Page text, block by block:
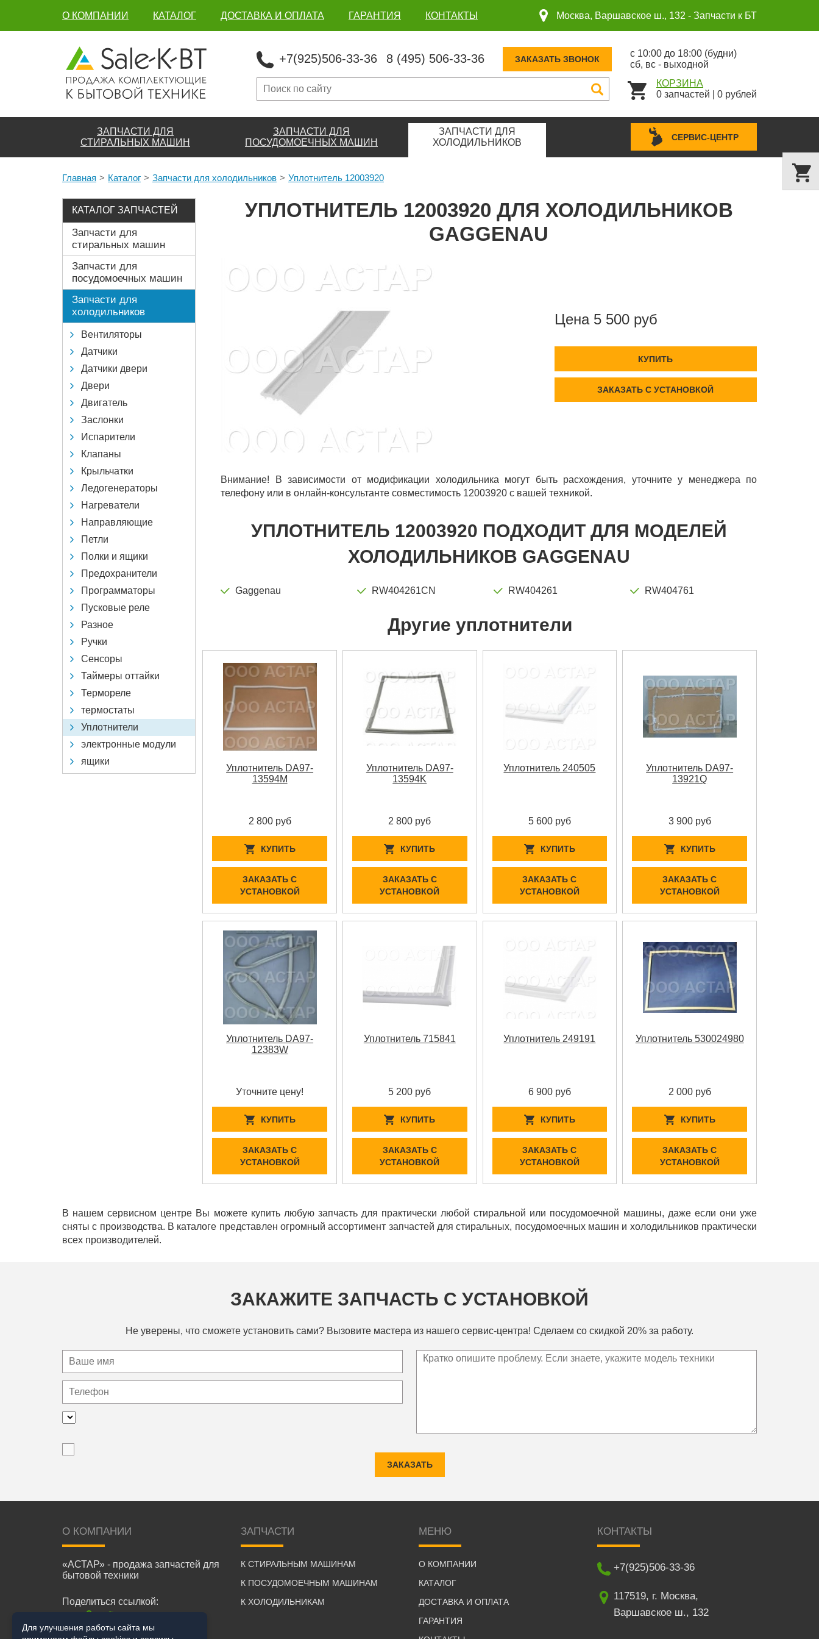
О КОМПАНИИ КАТАЛОГ ДОСТАВКА И ОПЛАТА ГАРАНТИЯ КОНТАКТЫ Москва, Варшавское ш., 132 - Запчасти к БТ
+7(925)506-33-36 8 (495) 506-33-36 ЗАКАЗАТЬ ЗВОНОК
с 10:00 до 18:00 (будни)
сб, вс - выходной
КОРЗИНА
0 запчастей 0 рублей
ЗАПЧАСТИ ДЛЯ
СТИРАЛЬНЫХ МАШИН
ЗАПЧАСТИ ДЛЯ
ПОСУДОМОЕЧНЫХ МАШИН
ЗАПЧАСТИ ДЛЯ
ХОЛОДИЛЬНИКОВ
СЕРВИС-ЦЕНТР
Главная Каталог Запчасти для холодильников Уплотнитель 12003920
КАТАЛОГ ЗАПЧАСТЕЙ
Запчасти для
стиральных машин
Запчасти для
посудомоечных машин
Запчасти для
холодильников
Вентиляторы
Датчики
Датчики двери
Двери
Двигатель
Заслонки
Испарители
Клапаны
Крыльчатки
Ледогенераторы
Нагреватели
Направляющие
Петли
Полки и ящики
Предохранители
Программаторы
Пусковые реле
Разное
Ручки
Сенсоры
Таймеры оттайки
Термореле
термостаты
Уплотнители
электронные модули
ящики
УПЛОТНИТЕЛЬ 12003920 ДЛЯ ХОЛОДИЛЬНИКОВ
GAGGENAU
Цена 5 500 руб
КУПИТЬ
ЗАКАЗАТЬ С УСТАНОВКОЙ
Внимание! В зависимости от модификации холодильника могут быть расхождения, уточните у менеджера по
телефону или в онлайн-консультанте совместимость 12003920 с вашей техникой.
УПЛОТНИТЕЛЬ 12003920 ПОДХОДИТ ДЛЯ МОДЕЛЕЙ
ХОЛОДИЛЬНИКОВ GAGGENAU
Gaggenau RW404261CN RW404261 RW404761
Другие уплотнители
Уплотнитель DA97-
13594M
2 800 руб
КУПИТЬ
ЗАКАЗАТЬ С
УСТАНОВКОЙ
Уплотнитель DA97-
13594K
2 800 руб
КУПИТЬ
ЗАКАЗАТЬ С
УСТАНОВКОЙ
Уплотнитель 240505
5 600 руб
КУПИТЬ
ЗАКАЗАТЬ С
УСТАНОВКОЙ
Уплотнитель DA97-
13921Q
3 900 руб
КУПИТЬ
ЗАКАЗАТЬ С
УСТАНОВКОЙ
Уплотнитель DA97-
12383W
Уточните цену!
КУПИТЬ
ЗАКАЗАТЬ С
УСТАНОВКОЙ
Уплотнитель 715841
5 200 руб
КУПИТЬ
ЗАКАЗАТЬ С
УСТАНОВКОЙ
Уплотнитель 249191
6 900 руб
КУПИТЬ
ЗАКАЗАТЬ С
УСТАНОВКОЙ
Уплотнитель 530024980
2 000 руб
КУПИТЬ
ЗАКАЗАТЬ С
УСТАНОВКОЙ
В нашем сервисном центре Вы можете купить любую запчасть для практически любой стиральной или посудомоечной машины, даже если они уже
сняты с производства. В каталоге представлен огромный ассортимент запчастей для стиральных, посудомоечных машин и холодильников практически
всех производителей.
ЗАКАЖИТЕ ЗАПЧАСТЬ С УСТАНОВКОЙ
Не уверены, что сможете установить сами? Вызовите мастера из нашего сервис-центра! Сделаем со скидкой 20% за работу.
ЗАКАЗАТЬ
О КОМПАНИИ
«АСТАР» - продажа запчастей для
бытовой техники
Поделиться ссылкой:
ЗАПЧАСТИ
К СТИРАЛЬНЫМ МАШИНАМ
К ПОСУДОМОЕЧНЫМ МАШИНАМ
К ХОЛОДИЛЬНИКАМ
МЕНЮ
О КОМПАНИИ
КАТАЛОГ
ДОСТАВКА И ОПЛАТА
ГАРАНТИЯ
КОНТАКТЫ
+7(925)506-33-36
117519, г. Москва,
Варшавское ш., 132
Для улучшения работы сайта мы